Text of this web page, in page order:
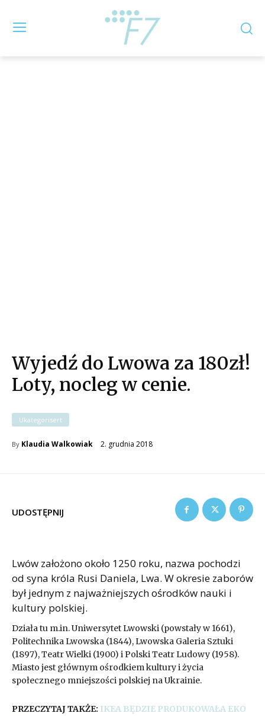
Wyjedź do Lwowa za 180zł!
Loty, nocleg w cenie.
Ukategorisert
By Klaudia Walkowiak 2. grudnia 2018
UDOSTĘPNIJ
Lwów założono około 1250 roku, nazwa pochodzi
od syna króla Rusi Daniela, Lwa. W okresie zaborów
był jednym z najważniejszych ośrodków nauki i
kultury polskiej.
Działa tu m.in. Uniwersytet Lwowski (powstały w 1661),
Politechnika Lwowska (1844), Lwowska Galeria Sztuki
(1897), Teatr Wielki (1900) i Polski Teatr Ludowy (1958).
Miasto jest głównym ośrodkiem kultury i życia
społecznego mniejszości polskiej na Ukrainie.
PRZECZYTAJ TAKŻE: IKEA BĘDZIE PRODUKOWAŁA EKO